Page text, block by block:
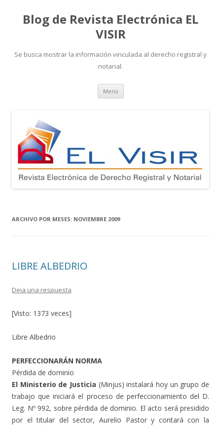
Blog de Revista Electrónica EL
VISIR
Se busca mostrar la información vinculada al derecho registral y
notarial.
Menú Ir
contenido
ARCHIVO POR MESES: NOVIEMBRE 2009
LIBRE ALBEDRIO
Deja una respuesta
[Visto: 1373 veces]
Libre Albedrio
PERFECCIONARÁN NORMA
Pérdida de dominio
El Ministerio de Justicia (Minjus) instalará hoy un grupo de
trabajo que iniciará el proceso de perfeccionamiento del D.
Leg. Nº 992, sobre pérdida de dominio. El acto será presidido
por el titular del sector, Aurelio Pastor y contará con la